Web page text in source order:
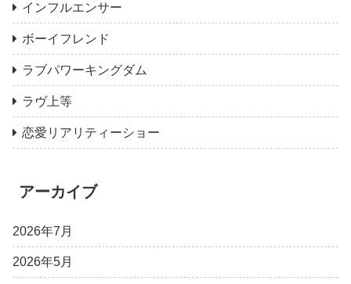
インフルエンサー
ボーイフレンド
ラブパワーキングダム
ラヴ上等
恋愛リアリティーショー
アーカイブ
2026年7月
2026年5月